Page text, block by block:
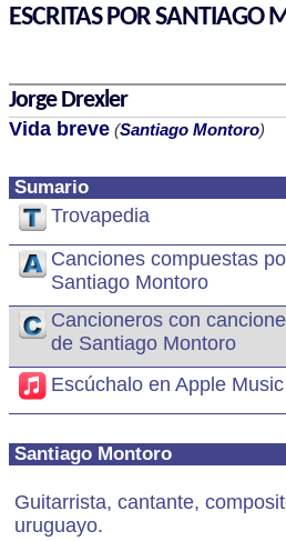
ESCRITAS POR SANTIAGO
Sumario
Trovapedia
Canciones compuestas
Santiago Montoro
Cancioneros con
de Santiago Montoro
Escúchalo en Apple Music
Santiago Montoro
Guitarrista, cantante,
uruguayo.
Jorge Drexler
Vida breve (Santiago Montoro)